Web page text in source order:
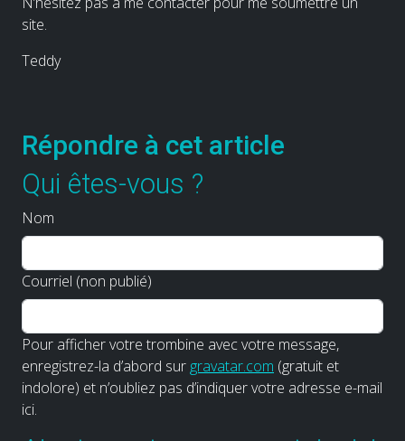
site.
Teddy
Répondre à cet article
Qui êtes-vous ?
Nom
Courriel (non publié)
Pour afficher votre trombine avec votre message,
enregistrez-la d’abord sur gravatar.com (gratuit et
indolore) et n’oubliez pas d’indiquer votre adresse e-mail
ici.